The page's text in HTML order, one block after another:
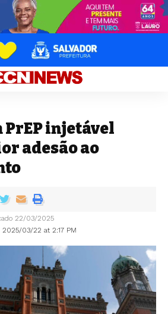
PrEP injetável
adesão ao
2025/03/22 at 2:17 PM
22/03/2025